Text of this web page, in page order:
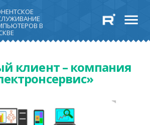
В
клиент – компания